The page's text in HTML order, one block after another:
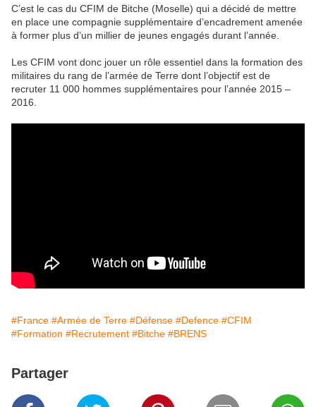
C’est le cas du CFIM de Bitche (Moselle) qui a décidé de mettre
en place une compagnie supplémentaire d’encadrement amenée
à former plus d’un millier de jeunes engagés durant l’année.
Les CFIM vont donc jouer un rôle essentiel dans la formation des
militaires du rang de l’armée de Terre dont l’objectif est de
recruter 11 000 hommes supplémentaires pour l’année 2015 –
2016.
#France #Armée de Terre #Défense #Defence #CFIM
#Formation #Recrutement #Bitche #BRENS
Partager